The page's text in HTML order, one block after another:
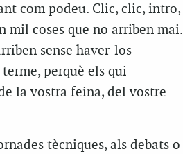
com podeu. Clic, clic, intro,
coses que no arriben mai.
sense haver-los
perquè els qui
la vostra feina, del vostre
tècniques, als debats o